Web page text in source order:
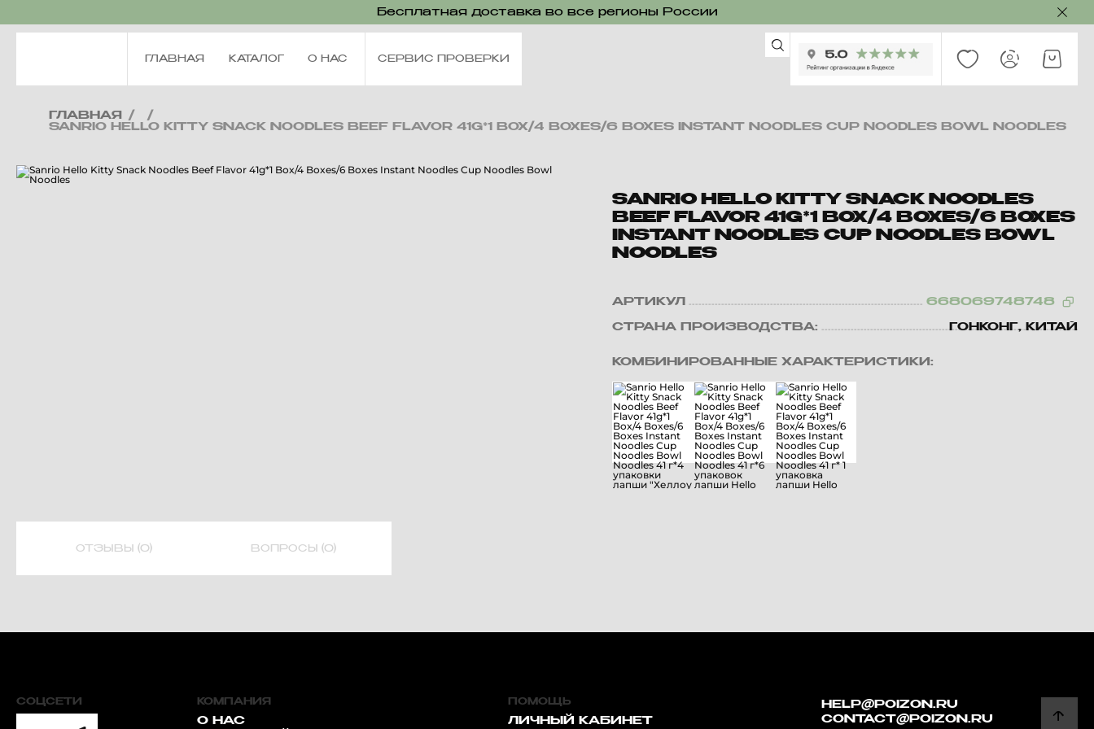
Бесплатная доставка во все регионы России
ГЛАВНАЯ КАТАЛОГ О НАС СЕРВИС ПРОВЕРКИ
ГЛАВНАЯ /
/
SANRIO HELLO KITTY SNACK NOODLES BEEF FLAVOR 41G*1 BOX/4 BOXES/6 BOXES INSTANT NOODLES CUP NOODLES BOWL NOODLES
SANRIO HELLO KITTY SNACK NOODLES
BEEF FLAVOR 41G*1 BOX/4 BOXES/6 BOXES
INSTANT NOODLES CUP NOODLES BOWL
NOODLES
АРТИКУЛ 668069748748
СТРАНА ПРОИЗВОДСТВА: ГОНКОНГ, КИТАЙ
КОМБИНИРОВАННЫЕ ХАРАКТЕРИСТИКИ:
ОТЗЫВЫ (0) ВОПРОСЫ (0)
СОЦСЕТИ КОМПАНИЯ
О НАС
HELP@POIZON.RU
CONTACT@POIZON.RU
ПОМОЩЬ
ЛИЧНЫЙ КАБИНЕТ